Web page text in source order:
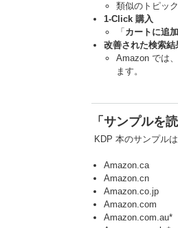
類似のトピッ
1-Click 購入
「 カートに追加
改善された検索結
Amazon では
ます。
「サンプルを
KDP 本のサンプル
Amazon.ca
Amazon.cn
Amazon.co.jp
Amazon.com
Amazon.com.au*